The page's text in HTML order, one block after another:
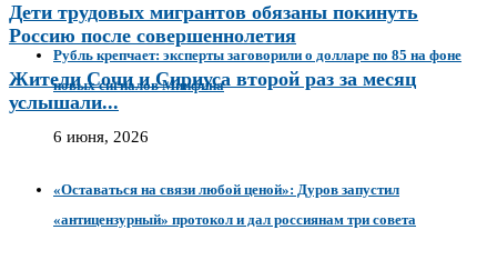
Дети трудовых мигрантов обязаны покинуть
Россию после совершеннолетия
Жители Сочи и Сириуса второй раз за месяц
услышали...
Рубль крепчает: эксперты заговорили о долларе по 85 на фоне
новых сигналов Минфина
6 июня, 2026
«Оставаться на связи любой ценой»: Дуров запустил
«антицензурный» протокол и дал россиянам три совета